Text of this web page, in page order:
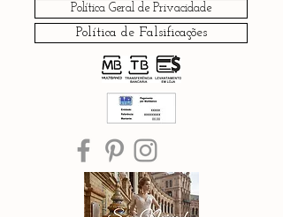
Política Geral de Privacidade
Política de Falsificações